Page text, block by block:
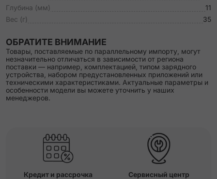
Глубина (мм)
11
Вес (г)
35
ОБРАТИТЕ ВНИМАНИЕ
Товары, поставляемые по параллельному импорту, могут
незначительно отличаться в зависимости от региона
поставки — например, комплектацией, типом зарядного
устройства, набором предустановленных приложений или
техническими характеристиками. Актуальные параметры и
особенности модели вы можете уточнить у наших
менеджеров.
Кредит и рассрочка Сервисный центр